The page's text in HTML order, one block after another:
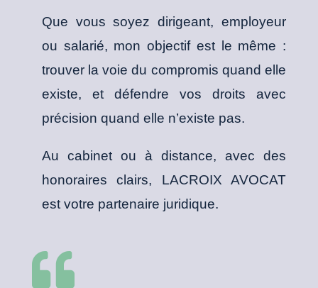
Que vous soyez dirigeant, employeur
ou salarié, mon objectif est le même :
trouver la voie du compromis quand elle
existe, et défendre vos droits avec
précision quand elle n’existe pas.
Au cabinet ou à distance, avec des
honoraires clairs, LACROIX AVOCAT
est votre partenaire juridique.
